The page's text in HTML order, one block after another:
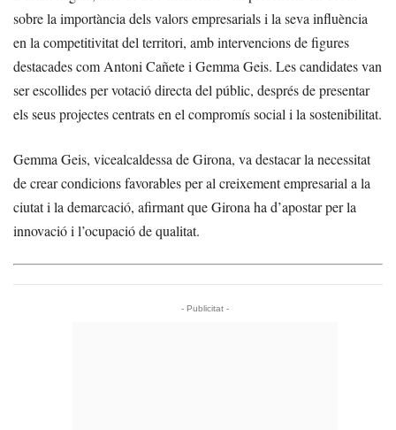
sobre la importància dels valors empresarials i la seva influència
en la competitivitat del territori, amb intervencions de figures
destacades com Antoni Cañete i Gemma Geis. Les candidates van
ser escollides per votació directa del públic, després de presentar
els seus projectes centrats en el compromís social i la sostenibilitat.
Gemma Geis, vicealcaldessa de Girona, va destacar la necessitat
de crear condicions favorables per al creixement empresarial a la
ciutat i la demarcació, afirmant que Girona ha d’apostar per la
innovació i l’ocupació de qualitat.
- Publicitat -